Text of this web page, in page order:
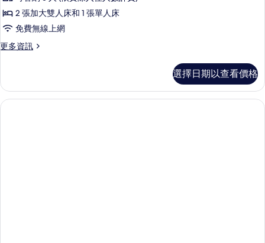
2 張加大雙人床和 1 張單人床
免費無線上網
更多資訊
更
房
的
詳
選擇日期以查看價格